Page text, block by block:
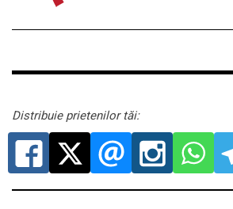
Distribuie prietenilor tăi: